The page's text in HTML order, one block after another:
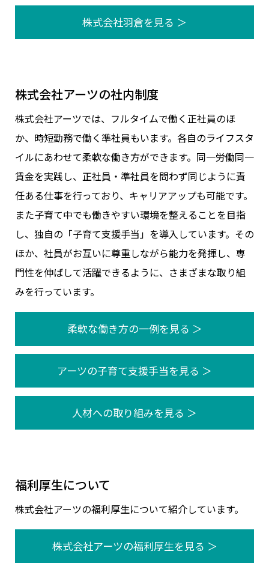
株式会社羽倉を見る ＞
株式会社アーツの社内制度
株式会社アーツでは、フルタイムで働く正社員のほ
か、時短勤務で働く準社員もいます。各自のライフスタ
イルにあわせて柔軟な働き方ができます。同一労働同一
賃金を実践し、正社員・準社員を問わず同じように責
任ある仕事を行っており、キャリアアップも可能です。
また子育て中でも働きやすい環境を整えることを目指
し、独自の「子育て支援手当」を導入しています。その
ほか、社員がお互いに尊重しながら能力を発揮し、専
門性を伸ばして活躍できるように、さまざまな取り組
みを行っています。
柔軟な働き方の一例を見る ＞
アーツの子育て支援手当を見る ＞
人材への取り組みを見る ＞
福利厚生について
株式会社アーツの福利厚生について紹介しています。
株式会社アーツの福利厚生を見る ＞